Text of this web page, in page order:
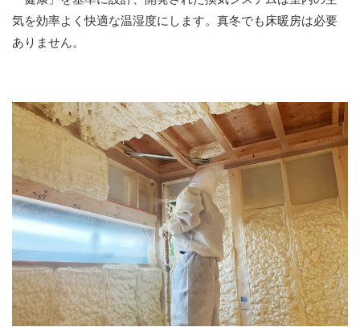
気を効率よく快適な温湿度にします。真冬でも床暖房は必要
ありません。